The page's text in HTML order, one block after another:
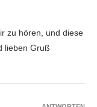
zu hören, und diese
lieben Gruß